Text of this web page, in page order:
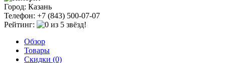
Город: Казань
Телефон: +7 (843) 500-07-07
Рейтинг:
Обзор
Товары
Скидки (0)